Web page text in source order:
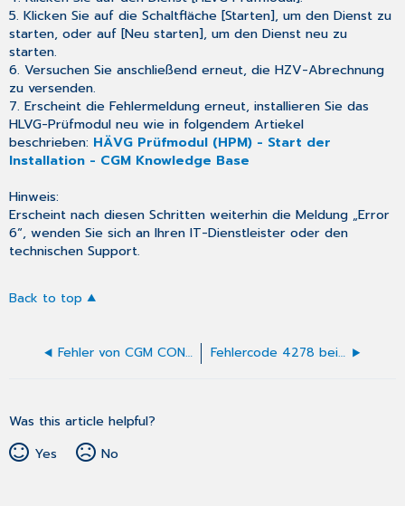
5. Klicken Sie auf die Schaltfläche [Starten], um den Dienst zu
starten, oder auf [Neu starten], um den Dienst neu zu
starten.
6. Versuchen Sie anschließend erneut, die HZV-Abrechnung
zu versenden.
7. Erscheint die Fehlermeldung erneut, installieren Sie das
HLVG-Prüfmodul neu wie in folgendem Artiekel
beschrieben: HÄVG Prüfmodul (HPM) - Start der
Installation - CGM Knowledge Base
Hinweis:
Erscheint nach diesen Schritten weiterhin die Meldung „Error
6“, wenden Sie sich an Ihren IT-Dienstleister oder den
technischen Support.
Back to top
Fehler von CGM CONNECT: The service plugin 'KomLePlugin' is not initialized! Fehlercode 4278 beim Signieren des eRezeptes
Was this article helpful?
Yes
No